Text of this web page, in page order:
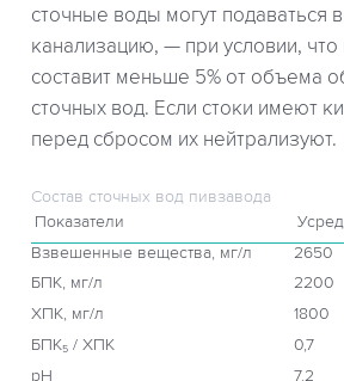
сточные воды могут подаваться
канализацию, — при условии, что
составит меньше 5% от объема
сточных вод. Если стоки имеют
перед сбросом их нейтрализуют.
Состав сточных вод пивзавода
Показатели
Взвешенные вещества, мг/л
2650
БПК, мг/л
2200
ХПК, мг/л
1800
БПК₅ / ХПК
0,7
рН
7,2